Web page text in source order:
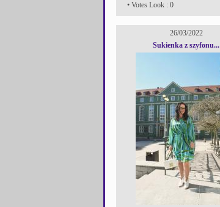
• Votes Look : 0
26/03/2022
Sukienka z szyfonu...